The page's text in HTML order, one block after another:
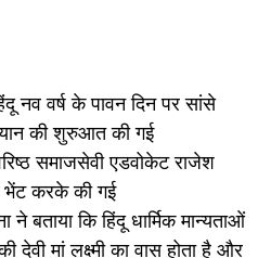
नव वर्ष के पावन दिन पर सांसे
की शुरुआत की गई
समाजसेवी एडवोकेट राजेश
भेंट करके की गई
बताया कि हिंदू धार्मिक मान्यताओं
मां लक्ष्मी का वास होता है और